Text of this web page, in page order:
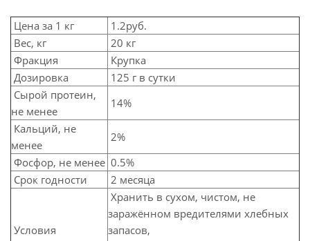
Цена за 1 кг
1.2руб.
Вес, кг
20 кг
Фракция
Крупка
Дозировка
125 г в сутки
Сырой протеин,
не менее
14%
Кальций, не
менее
2%
Фосфор, не менее 0.5%
Срок годности
2 месяца
Условия
Хранить в сухом, чистом, не
заражённом вредителями хлебных
запасов,